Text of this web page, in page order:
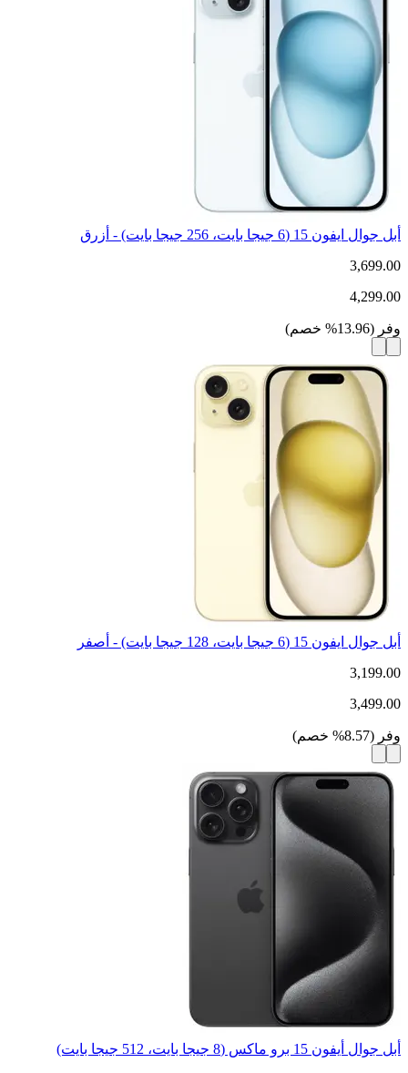
أبل جوال ايفون 15 (6 جيجا بايت، 256 جيجا بايت) - أزرق
3,699.00
4,299.00
وفر (
13.96
% خصم)
أبل جوال ايفون 15 (6 جيجا بايت، 128 جيجا بايت) - أصفر
3,199.00
3,499.00
وفر (
8.57
% خصم)
أبل جوال أيفون 15 برو ماكس (8 جيجا بايت، 512 جيجا بايت)